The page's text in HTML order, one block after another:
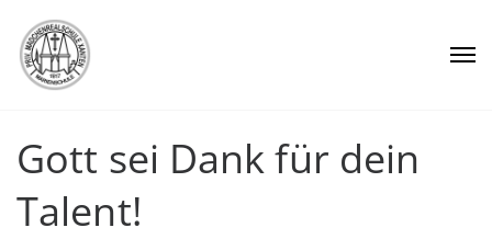
Gott sei Dank für dein
Talent!